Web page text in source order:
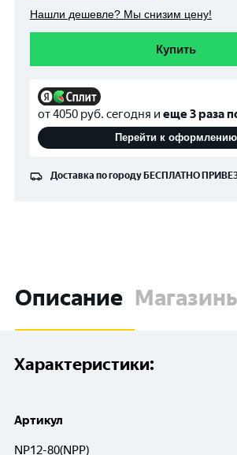
Нашли дешевле? Мы снизим цену!
Купить
от4050 руб. сегодня и еще 3 раза
Перейти к оформлению
Доставка по городуБЕСПЛАТНО
Описание
Характеристики:
Артикул
NP12-80(NPP)